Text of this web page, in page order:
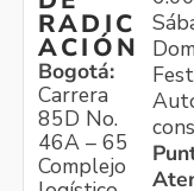
RADIC
ACIÓN
Bogotá:
Carrera
85D No.
46A – 65
Complejo